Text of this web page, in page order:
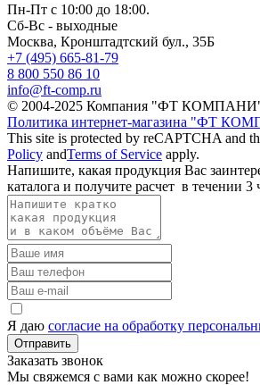
Пн-Пт с 10:00 до 18:00.
Сб-Вс - выходные
Москва, Кронштадтский бул., 35Б
+7 (495) 665-81-79
8 800 550 86 10
info@ft-comp.ru
© 2004-2025 Компания "ФТ
Политика интернет-магазина "ФТ
This site is protected by reCAPTCHA and
Policy andTerms of Service apply.
Напишите, какая продукция Вас
каталога и получите расчет в течении 3
Я даю согласие на обработку
Отправить
Заказать звонок
Мы свяжемся с вами как можно скорее!